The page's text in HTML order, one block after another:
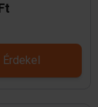
Érdekel